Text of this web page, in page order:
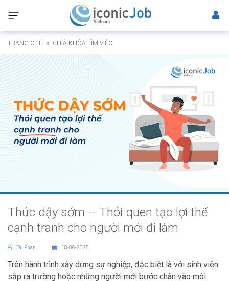
TRANG CHỦ CHÌA KHÓA TÌM VIỆC
Thức dậy sớm – Thói quen tạo lợi thế
cạnh tranh cho người mới đi làm
Tai Phan 18-06-2025
Trên hành trình xây dựng sự nghiệp, đặc biệt là với sinh viên
sắp ra trường hoặc những người mới bước chân vào môi